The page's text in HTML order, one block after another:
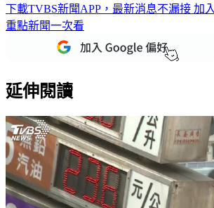
下載TVBS新聞APP，最新消息不漏接 加
重點新聞一次看
延伸閱讀